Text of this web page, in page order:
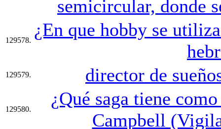
semicircular, donde
129578.
¿En que hobby se
129579. director de
129580.
¿Qué saga tiene
Campbell